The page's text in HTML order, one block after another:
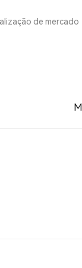
de mercado